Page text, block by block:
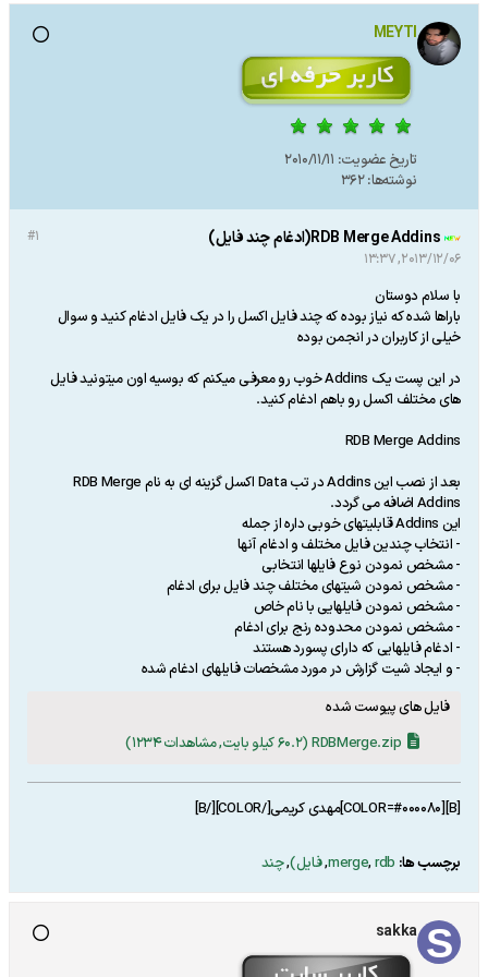
MEYTI
تاریخ عضویت: 2010/11/11
نوشته‌ها:362
#1
2013/12/06, 13:37
با سلام دوستان
باراها شده که نیاز بوده که چند فایل اکسل را در یک فایل ادغام کنید و سوال
خیلی از کاربران در انجمن بوده
در این پست یک Addins خوب رو معرفی میکنم که بوسیه اون میتونید فایل
های مختلف اکسل رو باهم ادغام کنید.
RDB Merge Addins
بعد از نصب این Addins در تب Data اکسل گزینه ای به نام RDB Merge
Addins اضافه می گردد.
این Addins قابلیتهای خوبی داره از جمله
- انتخاب چندین فایل مختلف و ادغام آنها
- مشخص نمودن نوع فایلها انتخابی
- مشخص نمودن شیتهای مختلف چند فایل برای ادغام
- مشخص نمودن فایلهایی با نام خاص
- مشخص نمودن محدوده رنج برای ادغام
- ادغام فایلهایی که دارای پسورد هستند
- و ایجاد شیت گزارش در مورد مشخصات فایلهای ادغام شده
فایل های پیوست شده
RDBMerge.zip (60.2 کیلو بایت, مشاهدات 1234)
[B][COLOR=#000080]مهدی کریمی[/COLOR][/B]
برچسب ها: merge,rdb
,فایل),چند
sakka